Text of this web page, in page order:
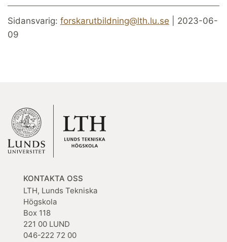
Sidansvarig: forskarutbildning@lth.lu.se | 2023-06-
09
KONTAKTA OSS
LTH, Lunds Tekniska
Högskola
Box 118
221 00 LUND
046-222 72 00